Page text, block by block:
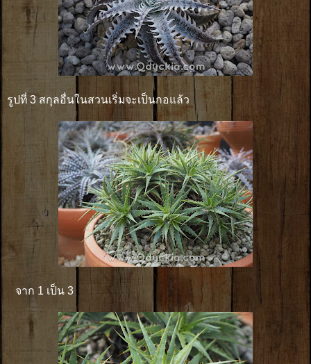
รูปที่ 3 สกุลอื่นในสวนเริ่มจะเป็นกอแล้ว
จาก 1 เป็น 3